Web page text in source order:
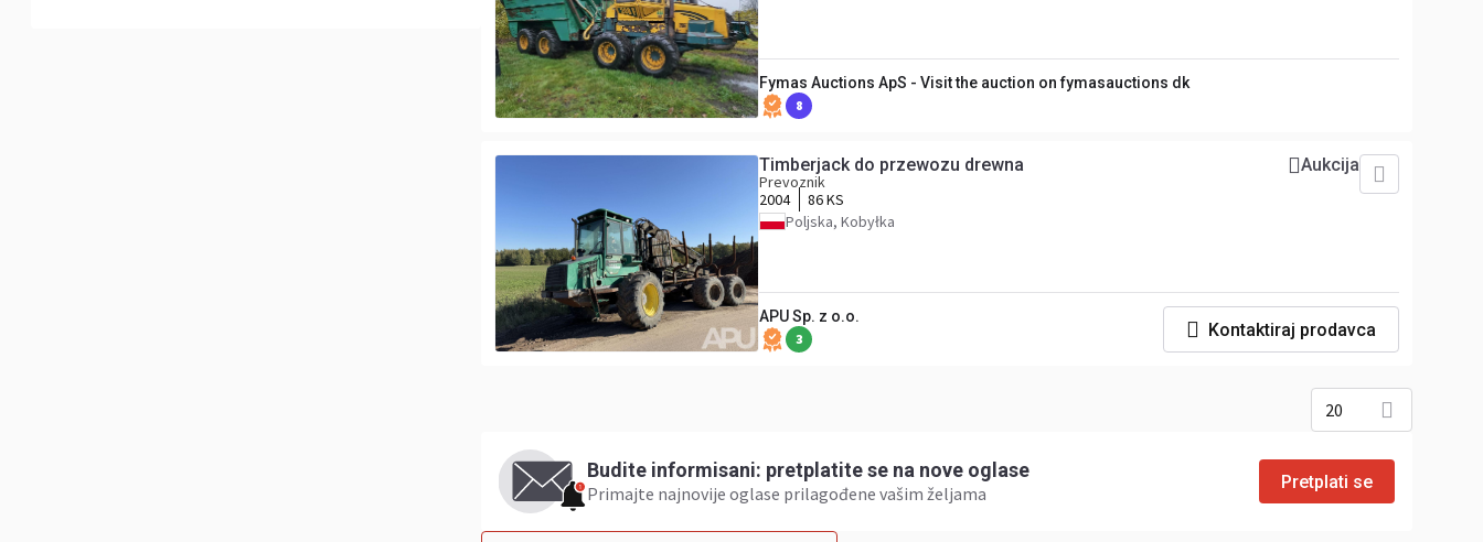
Fymas Auctions ApS - Visit the auction on fymasauctions dk
8
Timberjack do przewozu drewna
Prevoznik
2004
86 KS
Poljska, Kobyłka
Aukcija
APU Sp. z o.o.
3 Kontaktiraj prodavca
20
Budite informisani: pretplatite se na nove oglase
Primajte najnovije oglase prilagođene vašim željama ​
Pretplati se